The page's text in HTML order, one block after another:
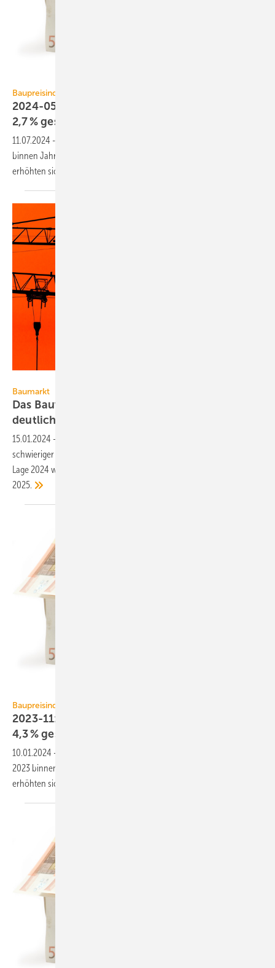
Baupreisindex
2024-05: Baupreise für Wohn­ge­bäu­de sind um
2,7 %gestiegen
11.07.2024 -
binnen Jahres­frist um 2,7 % verteuert. Ge­gen­über Februar 2024
erhöhten sich die Bau­preise um
Baumarkt
Das Bauvolumen wird 2024 voraussichtlich
deutlich
15.01.2024 -
schwieriger als 2023. Insbesondere im Wohnungsbau spitzt sich die
Lage 2024 weiter zu. Leicht Entspannung erwartet DIW Berlin erst
2025.
Baupreisindex
2023-11: Baupreise für Wohn­ge­bäude sind um
4,3 %gestiegen
10.01.2024 -
2023 binnen Jahres­frist um 4,3 % verteuert. Gegen­über August 2023
erhöhten sich die Bau­preise um